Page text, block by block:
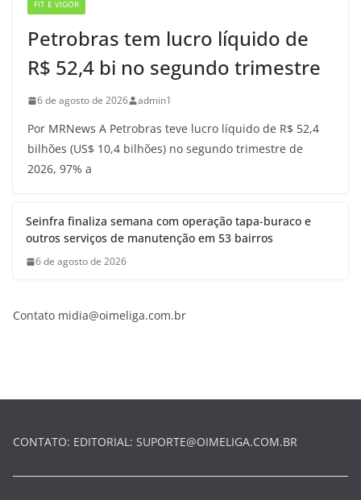
FIT E VIGOR
Petrobras tem lucro líquido de
R$ 52,4 bi no segundo trimestre
6 de agosto de 2026 admin1
Por MRNews A Petrobras teve lucro líquido de R$ 52,4
bilhões (US$ 10,4 bilhões) no segundo trimestre de
2026, 97% a
Seinfra finaliza semana com operação tapa-buraco e
outros serviços de manutenção em 53 bairros
6 de agosto de 2026
Contato midia@oimeliga.com.br
CONTATO: EDITORIAL: SUPORTE@OIMELIGA.COM.BR